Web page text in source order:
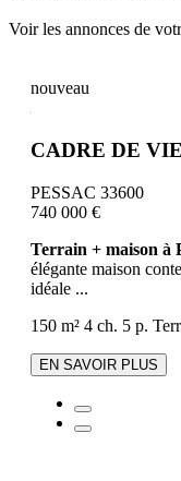
Voir les annonces de
nouveau
CADRE DE
PESSAC 33600
740 000 €
Terrain + maison à
élégante maison
idéale ...
150 m² 4 ch. 5 p.
EN SAVOIR PLUS